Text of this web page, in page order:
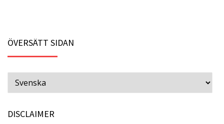
ÖVERSÄTT SIDAN
DISCLAIMER